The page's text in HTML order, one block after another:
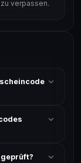
verpassen.
Artikel
ist meist